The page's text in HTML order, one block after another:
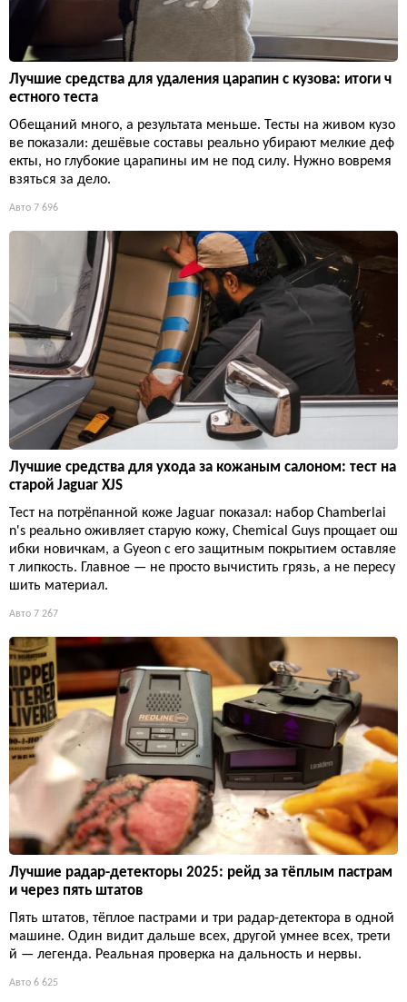
Лучшие средства для удаления царапин с кузова: итоги ч
естного теста
Обещаний много, а результата меньше. Тесты на живом кузо
ве показали: дешёвые составы реально убирают мелкие деф
екты, но глубокие царапины им не под силу. Нужно вовремя
взяться за дело.
Авто 7 696
Лучшие средства для ухода за кожаным салоном: тест на
старой Jaguar XJS
Тест на потрёпанной коже Jaguar показал: набор Chamberlai
n's реально оживляет старую кожу, Chemical Guys прощает ош
ибки новичкам, а Gyeon с его защитным покрытием оставляе
т липкость. Главное — не просто вычистить грязь, а не пересу
шить материал.
Авто 7 267
Лучшие радар-детекторы 2025: рейд за тёплым пастрам
и через пять штатов
Пять штатов, тёплое пастрами и три радар-детектора в одной
машине. Один видит дальше всех, другой умнее всех, трети
й — легенда. Реальная проверка на дальность и нервы.
Авто 6 625